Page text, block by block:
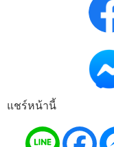
แชร์หน้านี้